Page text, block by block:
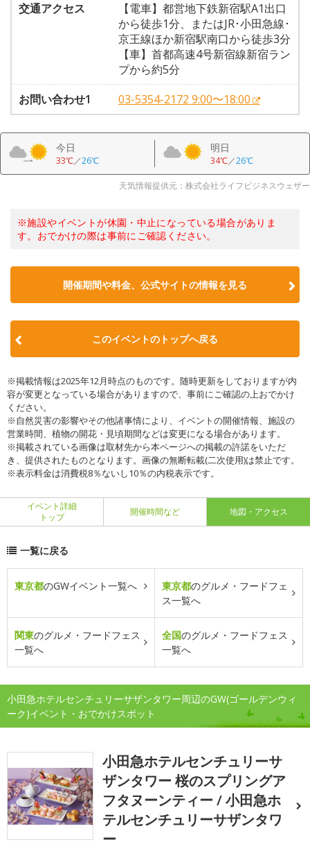
交通アクセス
【電車】都営地下鉄新宿駅A1出口
から徒歩1分、またはJR･小田急線･
京王線ほか新宿駅南口から徒歩3分
【車】首都高速4号新宿線新宿ラン
プから約5分
お問い合わせ1
03-5354-2172 9:00〜18:00
今日
33℃／26℃
明日
34℃／26℃
天気情報提供元：株式会社ライフビジネスウェザー
※施設やイベントが休園・中止になっている場合がありま
す。おでかけの際は事前にご確認ください。
開催期間や料金、公式サイトの情報を見る
このイベントのトップへ戻る
※掲載情報は2025年12月時点のものです。随時更新をしておりますが内
容が変更となっている場合がありますので、事前にご確認の上おでかけ
ください。
※自然災害の影響やその他諸事情により、イベントの開催情報、施設の
営業時間、植物の開花・見頃期間などは変更になる場合があります。
※掲載されている画像は取材先から本ページへの掲載の許諾をいただ
き、提供されたものとなります。画像の無断転載(二次使用)は禁止です。
※表示料金は消費税8％ないし10％の内税表示です。
イベント詳細
トップ
開催時間など 地図・アクセス
一覧に戻る
東京都のGWイベント一覧へ 東京都のグルメ・フードフェ
ス一覧へ
関東のグルメ・フードフェス
一覧へ
全国のグルメ・フードフェス
一覧へ
小田急ホテルセンチュリーサザンタワー周辺のGW(ゴールデンウィ
ーク)イベント・おでかけスポット
小田急ホテルセンチュリーサ
ザンタワー 桜のスプリングア
フタヌーンティー / 小田急ホ
テルセンチュリーサザンタワ
ー